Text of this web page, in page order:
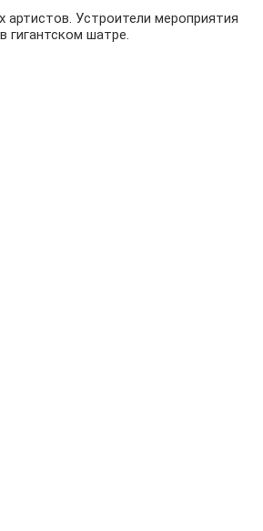
Устроители мероприятия
гигантском шатре.